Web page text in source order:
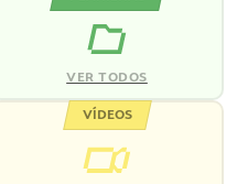
VER TODOS
VÍDEOS